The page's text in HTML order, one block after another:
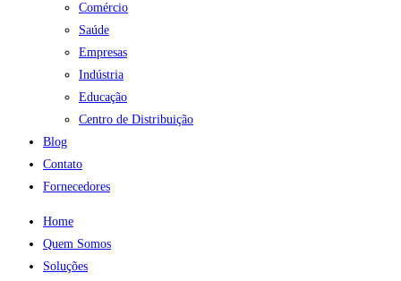
Comércio
Saúde
Empresas
Indústria
Educação
Centro de Distribuição
Blog
Contato
Fornecedores
Home
Quem Somos
Soluções